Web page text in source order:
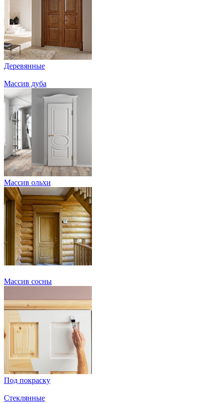
Деревянные
Массив дуба
Массив ольхи
Массив сосны
Под покраску
Стеклянные